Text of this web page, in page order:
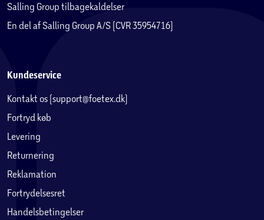
Salling Group tilbagekaldelser
En del af Salling Group A/S (CVR 35954716)
Kundeservice
Kontakt os (support@foetex.dk)
Fortryd køb
Levering
Returnering
Reklamation
Fortrydelsesret
Handelsbetingelser